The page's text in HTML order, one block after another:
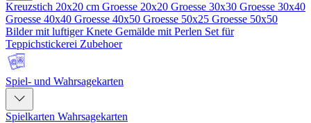
Kreuzstich 20x20 cm Groesse 20x20 Groesse 30x30 Groesse 30x40
Groesse 40x40 Groesse 40x50 Groesse 50x25 Groesse 50x50
Bilder mit luftiger Knete Gemälde mit Perlen Set für
Teppichstickerei Zubehoer
Spiel- und Wahrsagekarten
Spielkarten Wahrsagekarten